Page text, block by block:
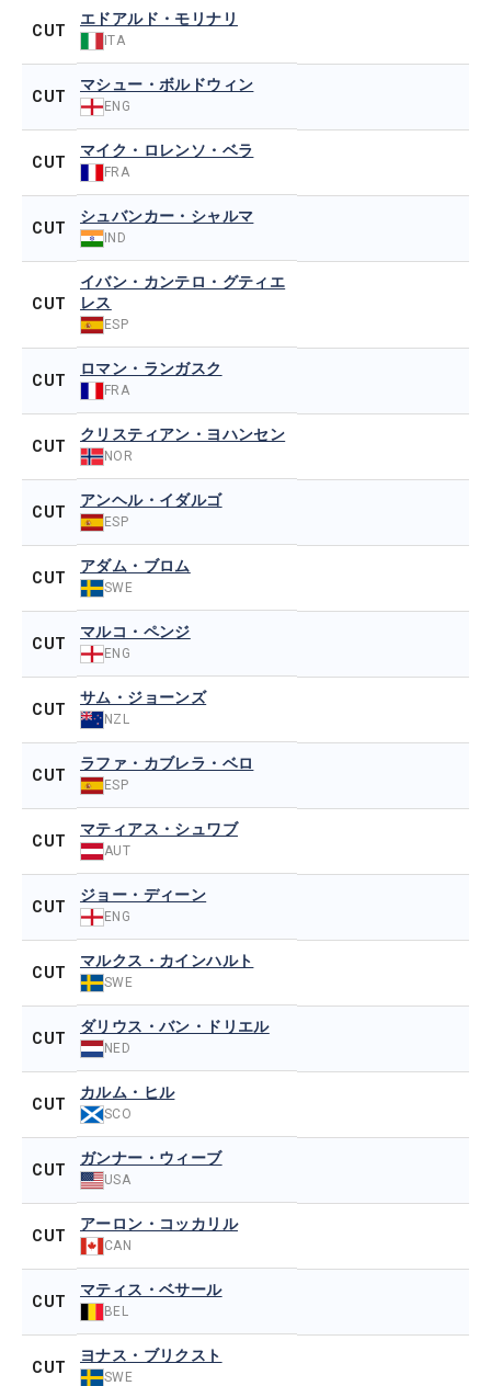
CUT
エドアルド・モリナリ
ITA
CUT
マシュー・ボルドウィン
ENG
CUT
マイク・ロレンソ・ベラ
FRA
CUT
シュバンカー・シャルマ
IND
CUT
イバン・カンテロ・グティエ
レス
ESP
CUT
ロマン・ランガスク
FRA
CUT
クリスティアン・ヨハンセン
NOR
CUT
アンヘル・イダルゴ
ESP
CUT
アダム・ブロム
SWE
CUT
マルコ・ペンジ
ENG
CUT
サム・ジョーンズ
NZL
CUT
ラファ・カブレラ・ベロ
ESP
CUT
マティアス・シュワブ
AUT
CUT
ジョー・ディーン
ENG
CUT
マルクス・カインハルト
SWE
CUT
ダリウス・バン・ドリエル
NED
CUT
カルム・ヒル
SCO
CUT
ガンナー・ウィーブ
USA
CUT
アーロン・コッカリル
CAN
CUT
マティス・ベサール
BEL
CUT
ヨナス・ブリクスト
SWE